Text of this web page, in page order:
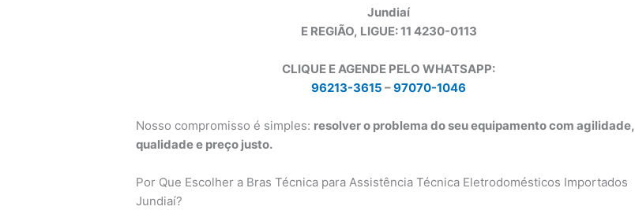
Jundiaí
E REGIÃO, LIGUE: 11 4230-0113
CLIQUE E AGENDE PELO WHATSAPP:
96213-3615 –97070-1046
Nosso compromisso é simples: resolver o problema do seu equipamento com agilidade,
qualidade e preço justo.
Por Que Escolher a Bras Técnica para Assistência Técnica Eletrodomésticos Importados
Jundiaí?